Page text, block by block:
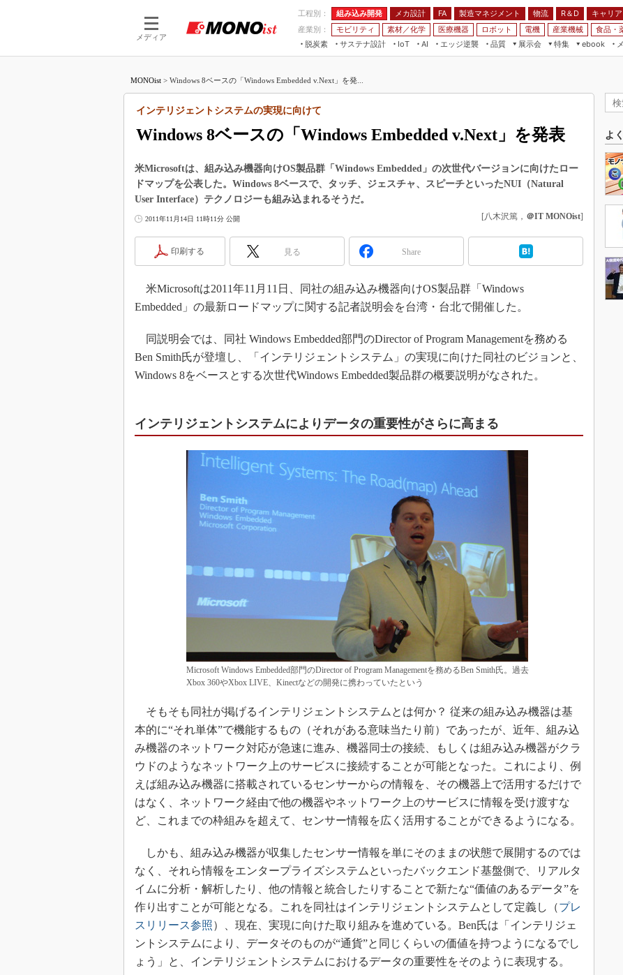
メディア
工程別： 組み込み開発 メカ設計 FA 製造マネジメント 物流 R＆D
キャリア
産業別：
モビリティ 素材／化学 医療機器 ロボット 電機 産業機械 食品・
脱炭素
サステナ設計
IoT
つながる工場
つながるサービス
AI
AI×設備保全
Physical AI
エッジ逆襲 品質
展示会
IIFES
ジャパンモビリティショー
日本ものづくりワールド
AUTOMOTIVE WORLD
特集
FPGA
組み込み画像技術
車載ソフト開発
無償設計ツール
デジタルツインとCAE
S＆OP
インダストリー4.0
製造業ビッグデータ
知財マネジメント
海外生産
グローバル設計・開発
制御セキュリティ
新型コロナへの対応
ebook
素材／化学
MONOist > Windows 8ベースの「Windows Embedded v.Next」を発...
Windows 8ベースの「Windows Embedded v.Next」を発表
インテリジェントシステムの実現に向けて
米Microsoftは、組み込み機器向けOS製品群「Windows Embedded」の次世代バージョンに向けたロー
ドマップを公表した。Windows 8ベースで、タッチ、ジェスチャ、スピーチといったNUI（Natural
User Interface）テクノロジーも組み込まれるそうだ。
2011年11月14日 11時11分 公開 [八木沢篤， ＠IT MONOist]
印刷する 見る Share
米Microsoftは2011年11月11日、同社の組み込み機器向けOS製品群「Windows
Embedded」の最新ロードマップに関する記者説明会を台湾・台北で開催した。
同説明会では、同社 Windows Embedded部門のDirector of Program Managementを務める
Ben Smith氏が登壇し、「インテリジェントシステム」の実現に向けた同社のビジョンと、
Windows 8をベースとする次世代Windows Embedded製品群の概要説明がなされた。
インテリジェントシステムによりデータの重要性がさらに高まる
Microsoft Windows Embedded部門のDirector of Program Managementを務めるBen Smith氏。過去
Xbox 360やXbox LIVE、Kinectなどの開発に携わっていたという
そもそも同社が掲げるインテリジェントシステムとは何か？ 従来の組み込み機器は基
本的に“それ単体”で機能するもの（それがある意味当たり前）であったが、近年、組み込
み機器のネットワーク対応が急速に進み、機器同士の接続、もしくは組み込み機器がクラ
ウドのようなネットワーク上のサービスに接続することが可能となった。これにより、例
えば組み込み機器に搭載されているセンサーからの情報を、その機器上で活用するだけで
はなく、ネットワーク経由で他の機器やネットワーク上のサービスに情報を受け渡すな
ど、これまでの枠組みを超えて、センサー情報を広く活用することができるようになる。
しかも、組み込み機器が収集したセンサー情報を単にそのままの状態で展開するのでは
なく、それら情報をエンタープライズシステムといったバックエンド基盤側で、リアルタ
イムに分析・解析したり、他の情報と統合したりすることで新たな“価値のあるデータ”を
作り出すことが可能となる。これを同社はインテリジェントシステムとして定義し（プレ
スリリース参照）、現在、実現に向けた取り組みを進めている。Ben氏は「インテリジェ
ントシステムにより、データそのものが“通貨”と同じくらいの価値を持つようになるでし
ょう」と、インテリジェントシステムにおけるデータの重要性をそのように表現する。
よ